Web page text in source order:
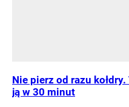
Nie pierz od razu
ją w 30 minut